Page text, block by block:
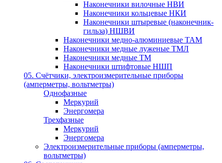
Наконечники вилочные НВИ
Наконечники кольцевые НКИ
Наконечники штыревые (наконечник-
гильза) НШВИ
Наконечники медно-алюминиевые ТАМ
Наконечники медные луженые ТМЛ
Наконечники медные ТМ
Наконечники штифтовые НШП
05. Счётчики, электроизмерительные приборы
(амперметры, вольтметры)
Однофазные
Меркурий
Энергомера
Трехфазные
Меркурий
Энергомера
Электроизмерительные приборы (амперметры,
вольтметры)